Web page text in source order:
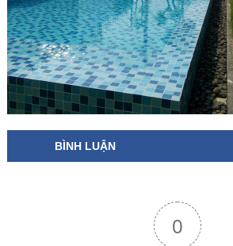
BÌNH LUẬN
0